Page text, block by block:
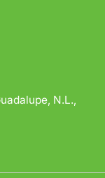
N.L.,